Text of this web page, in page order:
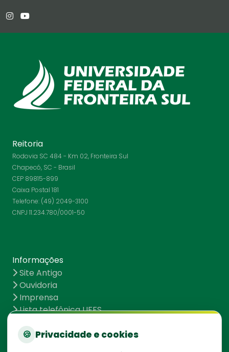
Reitoria
Rodovia SC 484 - Km 02, Fronteira Sul
Chapecó, SC - Brasil
CEP 89815-899
Caixa Postal 181
Telefone: (49) 2049-3100
CNPJ 11.234.780/0001-50
Informações
Site Antigo
Ouvidoria
Imprensa
Lista telefônica UFFS
UFFS contra o Aedes
Mapa do site
🍪 Privacidade e cookies